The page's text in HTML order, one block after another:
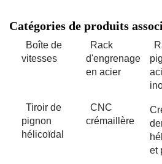
Catégories de produits
Boîte de
vitesses
Rack
d'engrenage
en acier
Tiroir de
pignon
hélicoïdal
CNC
crémaillère
et